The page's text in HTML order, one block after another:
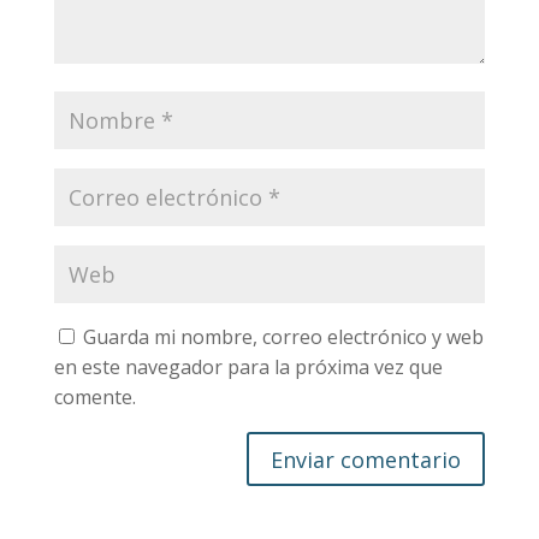
Guarda mi nombre, correo electrónico y web
en este navegador para la próxima vez que
comente.